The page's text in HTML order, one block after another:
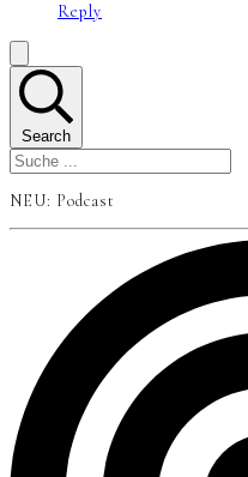
Reply
Search
NEU: Podcast